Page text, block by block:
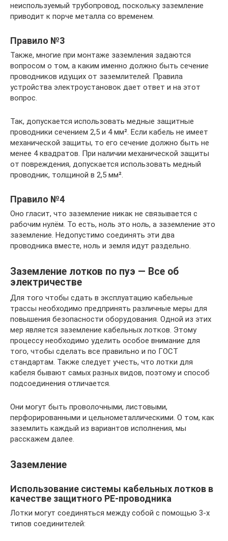
неиспользуемый трубопровод, поскольку заземление
приводит к порче металла со временем.
Правило №3
Также, многие при монтаже заземления задаются
вопросом о том, а каким именно должно быть сечение
проводников идущих от заземлителей. Правила
устройства электроустановок дает ответ и на этот
вопрос.
Так, допускается использовать медные защитные
проводники сечением 2,5 и 4 мм². Если кабель не имеет
механической защиты, то его сечение должно быть не
менее 4 квадратов. При наличии механической защиты
от повреждения, допускается использовать медный
проводник, толщиной в 2,5 мм².
Правило №4
Оно гласит, что заземление никак не связывается с
рабочим нулём. То есть, ноль это ноль, а заземление это
заземление. Недопустимо соединять эти два
проводника вместе, ноль и земля идут раздельно.
Заземление лотков по пуэ — Все об
электричестве
Для того чтобы сдать в эксплуатацию кабельные
трассы необходимо предпринять различные меры для
повышения безопасности оборудования. Одной из этих
мер является заземление кабельных лотков. Этому
процессу необходимо уделить особое внимание для
того, чтобы сделать все правильно и по ГОСТ
стандартам. Также следует учесть, что лотки для
кабеля бывают самых разных видов, поэтому и способ
подсоединения отличается.
Они могут быть проволочными, листовыми,
перфорированными и цельнометаллическими. О том, как
заземлить каждый из вариантов исполнения, мы
расскажем далее.
Заземление
Использование системы кабельных лотков в
качестве защитного РЕ-проводника
Лотки могут соединяться между собой с помощью 3-х
типов соединителей: